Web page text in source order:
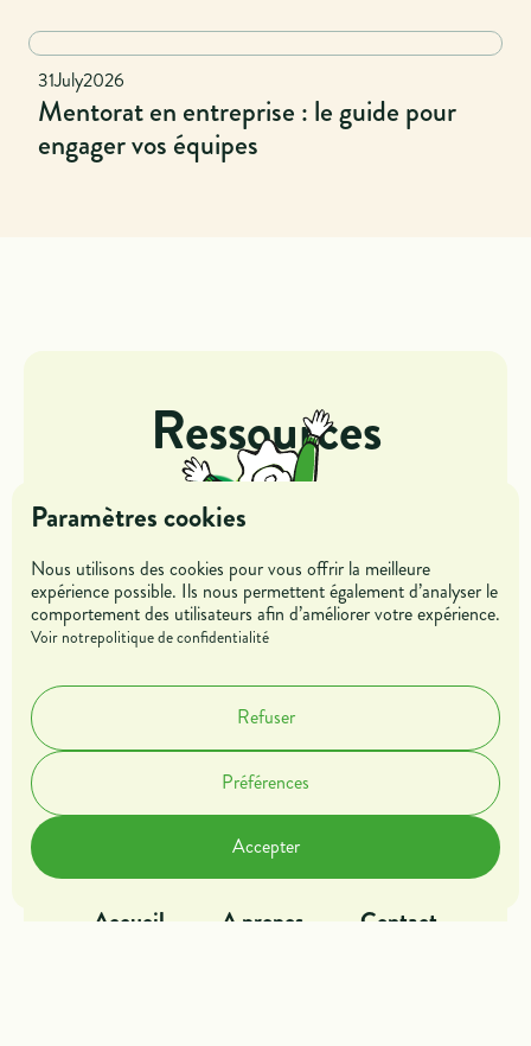
National
31July2026
Mentorat en entreprise : le guide pour
engager vos équipes
Ressources
Jeunes
Entreprises
Mentors &
Parrains
Offres de missions
Rejoindre l'association
Accueil
A propos Contact
Paramètres cookies
Nous utilisons des cookies pour vous offrir la meilleure
expérience possible. Ils nous permettent également d’analyser le
comportement des utilisateurs afin d’améliorer votre expérience.
Voir notrepolitique de confidentialité
Refuser
Préférences
Accepter
Fonctionnalités